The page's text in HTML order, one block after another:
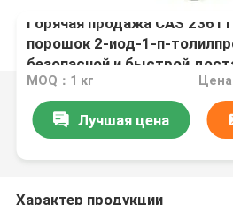
Горячая продажа CAS
порошок 2-иод-1-п-
безопасной и быстрой
MOQ：1 кг Цена
Лучшая цена
Характер продукции